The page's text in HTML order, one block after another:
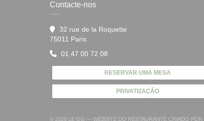
Contacte-nos
32 rue de la Roquette
75011 Paris((abre numa nova janela))
01 47 00 72 08
RESERVAR UMA MESA
PRIVATIZAÇÃO
© 2026 LE QG — WEBSITE DO RESTAURANTE CRIADO POR